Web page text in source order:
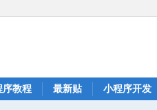
序教程 最新贴 小程序开发